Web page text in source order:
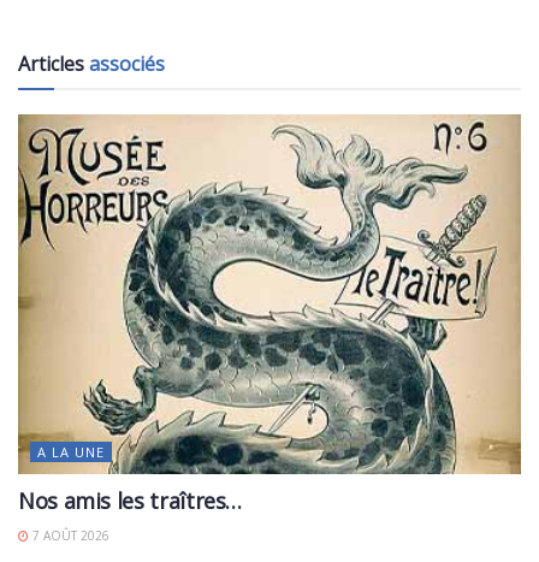
Articlesassociés
A LA UNE
Nos amis les traîtres…
7 AOÛT 2026